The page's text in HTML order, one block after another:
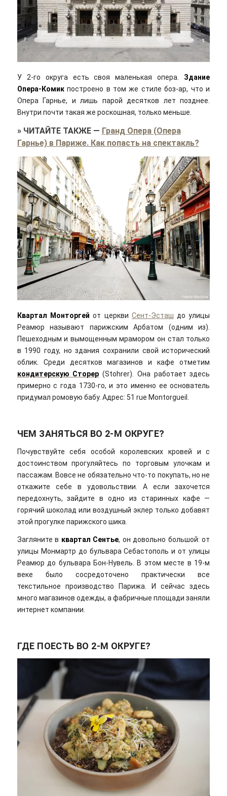
У 2-го округа есть своя маленькая опера. Здание
Опера-Комикпостроено в том же стиле боз-ар, что и
Опера Гарнье, и лишь парой десятков лет позднее.
Внутри почти такая же роскошная, только меньше.
» ЧИТАЙТЕ ТАКЖЕ— Гранд Опера (Опера
Гарнье) в Париже. Как попасть на спектакль?
Квартал Монторгей от церкви Сент-Эсташ до улицы
Реамюр называют парижским Арбатом (одним из).
Пешеходным и вымощенным мрамором он стал только
в 1990 году, но здания сохранили свой исторический
облик. Среди десятков магазинов и кафе отметим
кондитерскую Сторер (Stohrer). Она работает здесь
примерно с года 1730-го, и это именно ее основатель
придумал ромовую бабу. Адрес: 51 rue Montorgueil.
ЧЕМ ЗАНЯТЬСЯ ВО 2-М ОКРУГЕ?
Почувствуйте себя особой королевских кровей и с
достоинством прогуляйтесь по торговым улочкам и
пассажам. Вовсе не обязательно что-то покупать, но не
откажите себе в удовольствии. А если захочется
передохнуть, зайдите в одно из старинных кафе —
горячий шоколад или воздушный эклер только добавят
этой прогулке парижского шика.
Загляните в квартал Сентье, он довольно большой: от
улицы Монмартр до бульвара Себастополь и от улицы
Реамюр до бульвара Бон-Нувель. В этом месте в 19-м
веке было сосредоточено практически все
текстильное производство Парижа. И сейчас здесь
много магазинов одежды, а фабричные площади заняли
интернет компании.
ГДЕ ПОЕСТЬ ВО 2-М ОКРУГЕ?